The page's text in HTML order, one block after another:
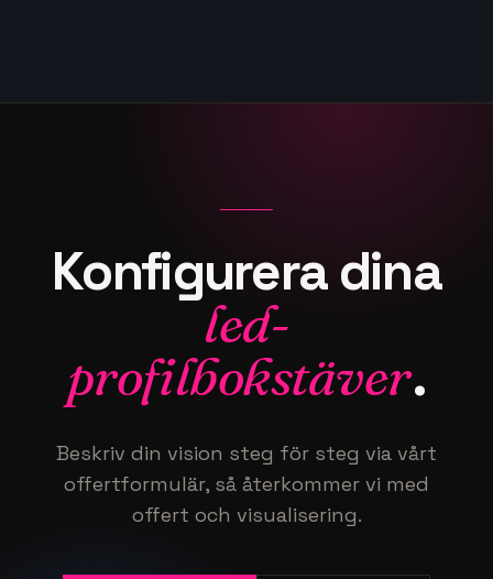
Konfigureradina
led-
profilbokstäver.
Beskriv din vision steg för steg via vårt
offertformulär, så återkommer vi med
offert och visualisering.